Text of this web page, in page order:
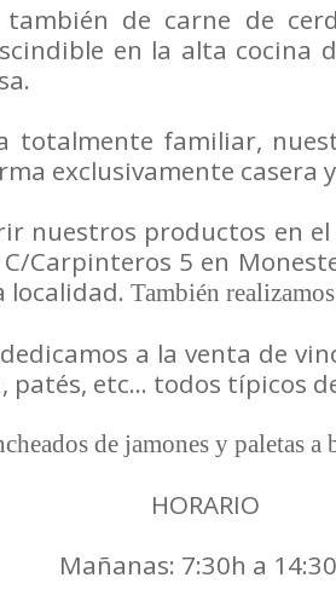
también de carne de
en la alta cocina
totalmente familiar,
exclusivamente casera
nuestros productos en
C/Carpinteros 5 en
localidad. También
a la venta de
patés, etc... todos típicos
de jamones y paletas a
HORARIO
Mañanas: 7:30h a